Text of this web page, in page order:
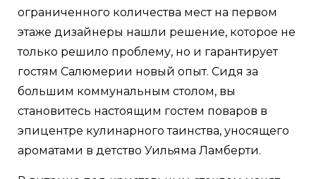
ограниченного количества мест на первом
этаже дизайнеры нашли решение, которое не
только решило проблему, но и гарантирует
гостям Салюмерии новый опыт. Сидя за
большим коммунальным столом, вы
становитесь настоящим гостем поваров в
эпицентре кулинарного таинства, уносящего
ароматами в детство Уильяма Ламберти.